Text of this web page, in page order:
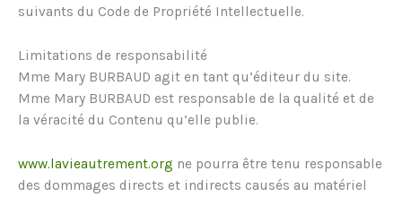
suivants du Code de Propriété Intellectuelle.
Limitations de responsabilité
Mme Mary BURBAUD agit en tant qu’éditeur du site.
Mme Mary BURBAUD est responsable de la qualité et de
la véracité du Contenu qu’elle publie.
www.lavieautrement.org ne pourra être tenu responsable
des dommages directs et indirects causés au matériel